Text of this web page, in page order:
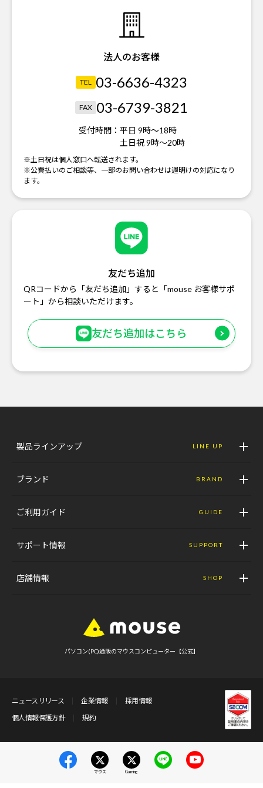
法人のお客様
TEL 03-6636-4323
FAX 03-6739-3821
受付時間： 平日 9時～18時
土日祝 9時～20時
※土日祝は個人窓口へ転送されます。
※公費払いのご相談等、一部のお問い合わせは週明けの対応になり
ます。
友だち追加
QRコードから「友だち追加」すると「mouse お客様サポ
ート」から相談いただけます。
友だち追加はこちら
製品ラインアップ LINE UP
ブランド BRAND
ご利用ガイド GUIDE
サポート情報 SUPPORT
店舗情報 SHOP
パソコン(PC)通販のマウスコンピューター【公式】
ニュースリリース 企業情報
採用情報
個人情報保護方針
規約
マウス Gaming